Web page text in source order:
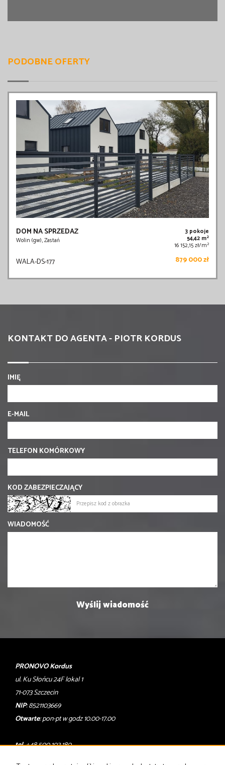
PODOBNE OFERTY
DOM NA SPRZEDAŻ
Wolin (gw), Zastań
3 pokoje
54,42 m2
16 152,15 zł/m2
WALA-DS-177 879 000 zł
KONTAKT DO AGENTA - PIOTR KORDUS
IMIĘ
E-MAIL
TELEFON KOMÓRKOWY
KOD ZABEZPIECZAJĄCY
WIADOMOŚĆ
PRONOVO Kordus
ul. Ku Słońcu 24F lokal 1
71-073 Szczecin
NIP: 8521103669
Otwarte: pon-pt w godz 10.00-17.00
tel. +48 500 103 180